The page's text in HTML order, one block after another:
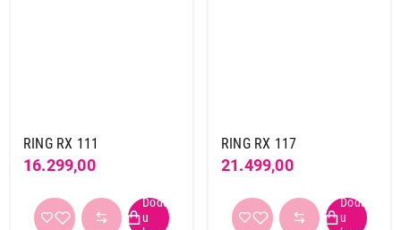
RING RX 111
16.299,00
RING RX 117
21.499,00